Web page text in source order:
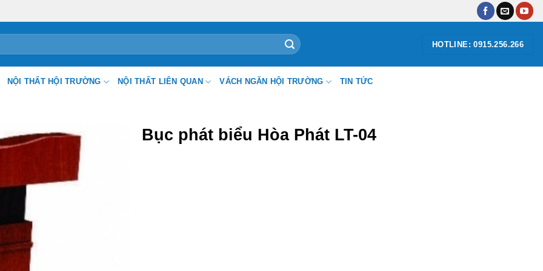
HOTLINE: 0915.256.266
NỘI THẤT HỘI TRƯỜNG NỘI THẤT LIÊN QUAN VÁCH NGĂN HỘI TRƯỜNG TIN TỨC
Bục phát biểu Hòa Phát LT-04